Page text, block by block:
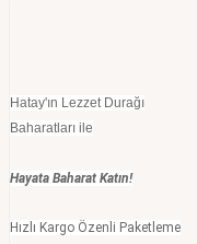
Hatay'ın Lezzet Durağı
Baharatları ile
Hayata Baharat Katın!
Hızlı Kargo Özenli Paketleme